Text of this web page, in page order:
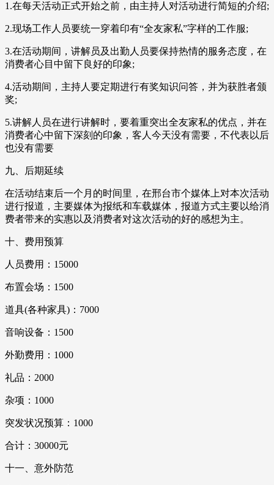
1.在每天活动正式开始之前，由主持人对活动进行简短的介绍;
2.现场工作人员要统一穿着印有“全友家私”字样的工作服;
3.在活动期间，讲解员及出勤人员要保持热情的服务态度，在
消费者心目中留下良好的印象;
4.活动期间，主持人要定期进行有奖知识问答，并为获胜者颁
奖;
5.讲解人员在进行讲解时，要着重突出全友家私的优点，并在
消费者心中留下深刻的印象，客人今天没有需要，不代表以后
也没有需要
九、后期延续
在活动结束后一个月的时间里，在邢台市个媒体上对本次活动
进行报道，主要媒体为报纸和车载媒体，报道方式主要以给消
费者带来的实惠以及消费者对这次活动的好的感想为主。
十、费用预算
人员费用：15000
布置会场：1500
道具(各种家具)：7000
音响设备：1500
外勤费用：1000
礼品：2000
杂项：1000
突发状况预算：1000
合计：30000元
十一、意外防范